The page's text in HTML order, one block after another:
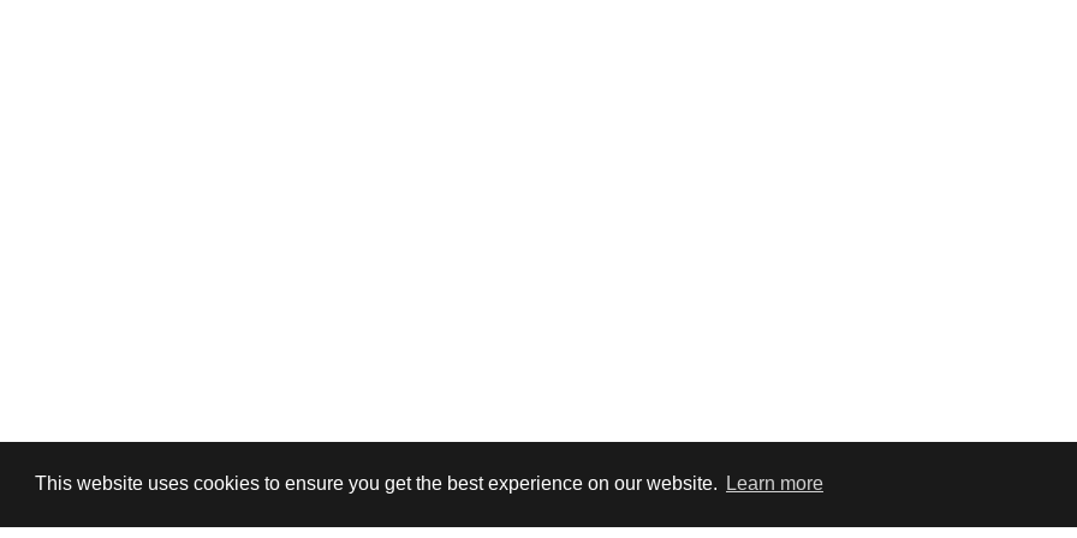
This website uses cookies to ensure you get the best experience on our website. Learn more